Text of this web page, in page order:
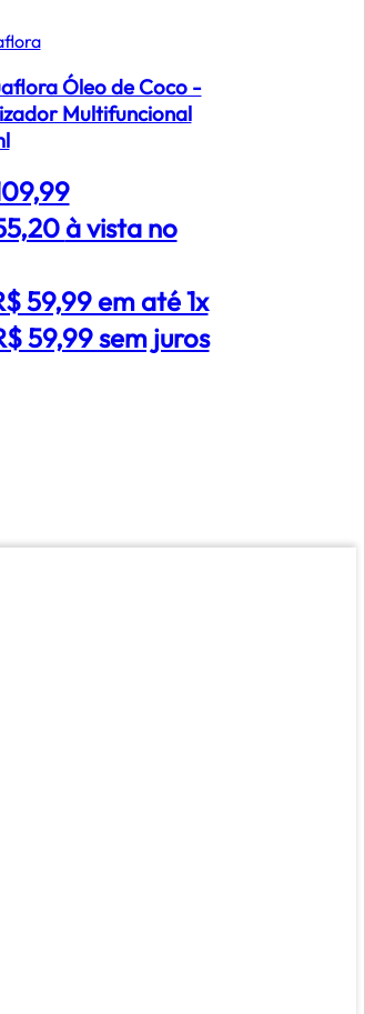
Óleo de Coco -
Multifuncional
à vista no
59,99 em até 1x
59,99 sem juros